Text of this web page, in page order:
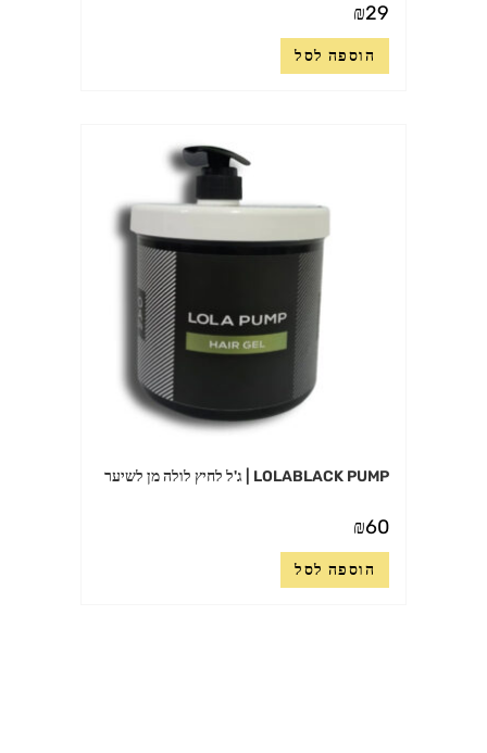
₪29
הוספה לסל
LOLABLACK PUMP | ג'ל לחיץ לולה מן לשיער
₪60
הוספה לסל